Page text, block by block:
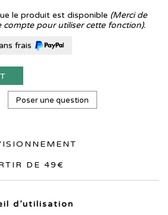
le produit est disponible (Merci de
compte pour utiliser cette fonction).
frais
Poser une question
DE 49€
d’utilisation